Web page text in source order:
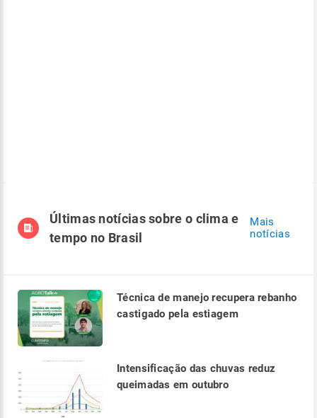
Últimas notícias sobre o clima e
tempo no Brasil
Mais
notícias
Técnica de manejo recupera rebanho
castigado pela estiagem
Intensificação das chuvas reduz
queimadas em outubro